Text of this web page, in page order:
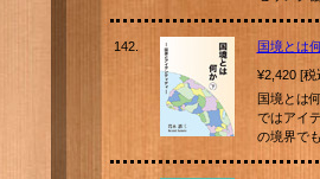
142.
国境とは
¥2,420 [
国境とは
ではアイ
の境界で